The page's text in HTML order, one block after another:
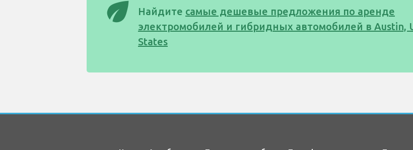
eco Найдите самые дешевые предложения по аренде
электромобилей и гибридных автомобилей в Austin,
States